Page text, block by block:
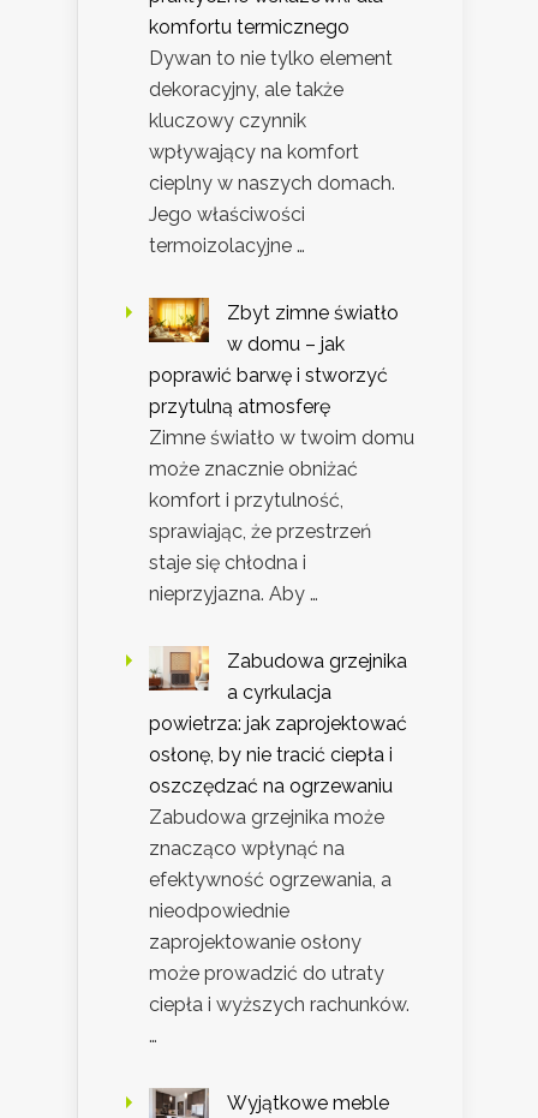
komfortu termicznego
Dywan to nie tylko element
dekoracyjny, ale także
kluczowy czynnik
wpływający na komfort
cieplny w naszych domach.
Jego właściwości
termoizolacyjne …
Zbyt zimne światło
w domu – jak
poprawić barwę i stworzyć
przytulną atmosferę
Zimne światło w twoim domu
może znacznie obniżać
komfort i przytulność,
sprawiając, że przestrzeń
staje się chłodna i
nieprzyjazna. Aby …
Zabudowa grzejnika
a cyrkulacja
powietrza: jak zaprojektować
osłonę, by nie tracić ciepła i
oszczędzać na ogrzewaniu
Zabudowa grzejnika może
znacząco wpłynąć na
efektywność ogrzewania, a
nieodpowiednie
zaprojektowanie osłony
może prowadzić do utraty
ciepła i wyższych rachunków.
…
Wyjątkowe meble